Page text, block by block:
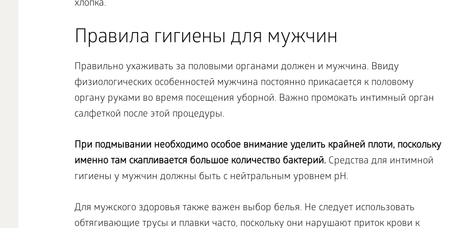
хлопка.
Правила гигиены для мужчин
Правильно ухаживать за половыми органами должен и мужчина. Ввиду
физиологических особенностей мужчина постоянно прикасается к половому
органу руками во время посещения уборной. Важно промокать интимный орган
салфеткой после этой процедуры.
При подмывании необходимо особое внимание уделить крайней плоти, поскольку
именно там скапливается большое количество бактерий.Средства для интимной
гигиены у мужчин должны быть с нейтральным уровнем рН.
Для мужского здоровья также важен выбор белья. Не следует использовать
обтягивающие трусы и плавки часто, поскольку они нарушают приток крови к